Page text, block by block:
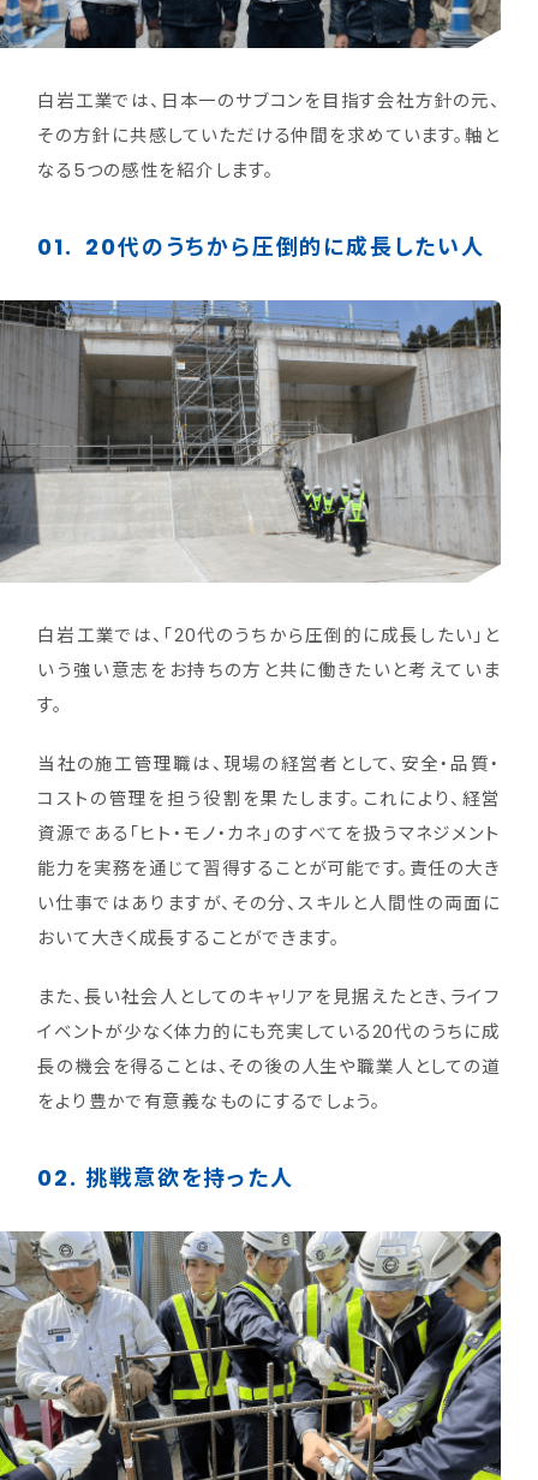
白岩工業では、日本一のサブコンを目指す会社方針の元、
その方針に共感していただける仲間を求めています。軸と
なる5つの感性を紹介します。
01. 20代のうちから圧倒的に成長したい人
白岩工業では、「20代のうちから圧倒的に成長したい」と
いう強い意志をお持ちの方と共に働きたいと考えていま
す。
当社の施工管理職は、現場の経営者として、安全・品質・
コストの管理を担う役割を果たします。これにより、経営
資源である「ヒト・モノ・カネ」のすべてを扱うマネジメント
能力を実務を通じて習得することが可能です。責任の大き
い仕事ではありますが、その分、スキルと人間性の両面に
おいて大きく成長することができます。
また、長い社会人としてのキャリアを見据えたとき、ライフ
イベントが少なく体力的にも充実している20代のうちに成
長の機会を得ることは、その後の人生や職業人としての道
をより豊かで有意義なものにするでしょう。
02. 挑戦意欲を持った人